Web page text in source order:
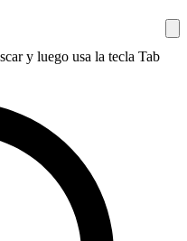
y luego usa la tecla Tab